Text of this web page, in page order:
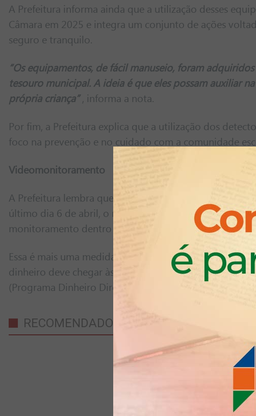
A Prefeitura informa ainda que a utilização desses
Câmara em 2025 e integra um conjunto de ações
seguro e tranquilo.
“Os equipamentos, de fácil manuseio, foram
tesouro municipal. A ideia é que eles possam auxiliar
própria criança” , informa a nota.
Por fim, a Prefeitura explica que a utilização dos
foco na prevenção e no cuidado com a comunidade
Videomonitoramento
A Prefeitura lembra que a Secretaria Municipal de
último dia 6 de abril, o repasse de recursos para as
monitoramento dentro das salas de aula.
Essa é mais uma medida para ampliar a segurança
dinheiro deve chegar às escolas por meio da APMs
(Programa Dinheiro Direto na Escola). Foram
RECOMENDADO PARA VOCÊ